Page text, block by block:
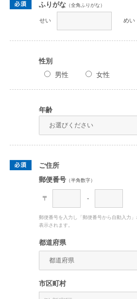
ふりがな （全角ふりがな）
せい めい
性別
男性
女性
年齢
ご住所
郵便番号 （半角数字）
〒 -
郵便番号を入力し「郵便番号から自動入力
表示されます。
都道府県
市区町村